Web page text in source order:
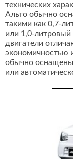
технических
Альто обычно
такими как 0,7-
или 1,0-
двигатели
экономичностью
обычно
или